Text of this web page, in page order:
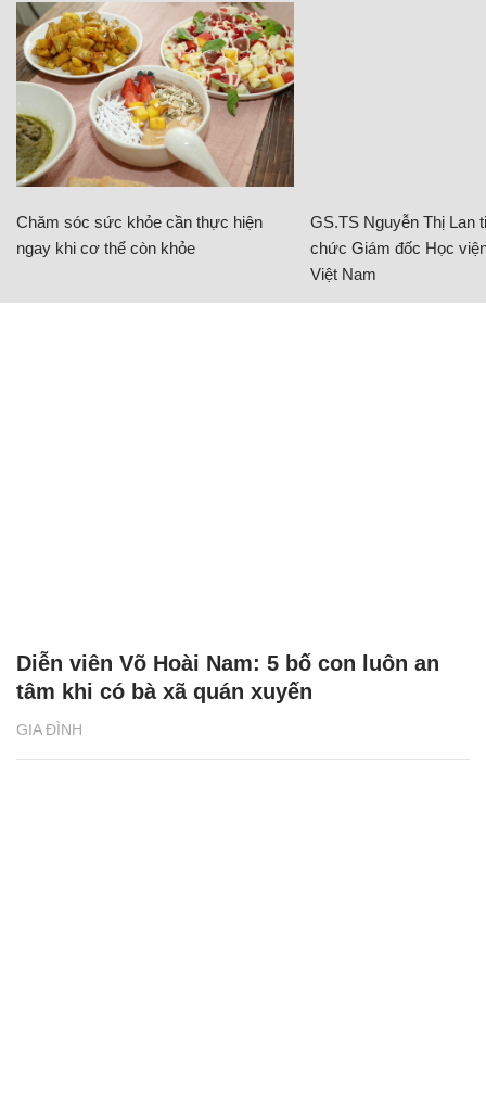
Chăm sóc sức khỏe cần thực hiện
ngay khi cơ thể còn khỏe
GS.TS Nguyễn Thị Lan
chức Giám đốc Học
Việt Nam
GIA ĐÌNH
Diễn viên Võ Hoài Nam: 5 bố con luôn an
tâm khi có bà xã quán xuyến